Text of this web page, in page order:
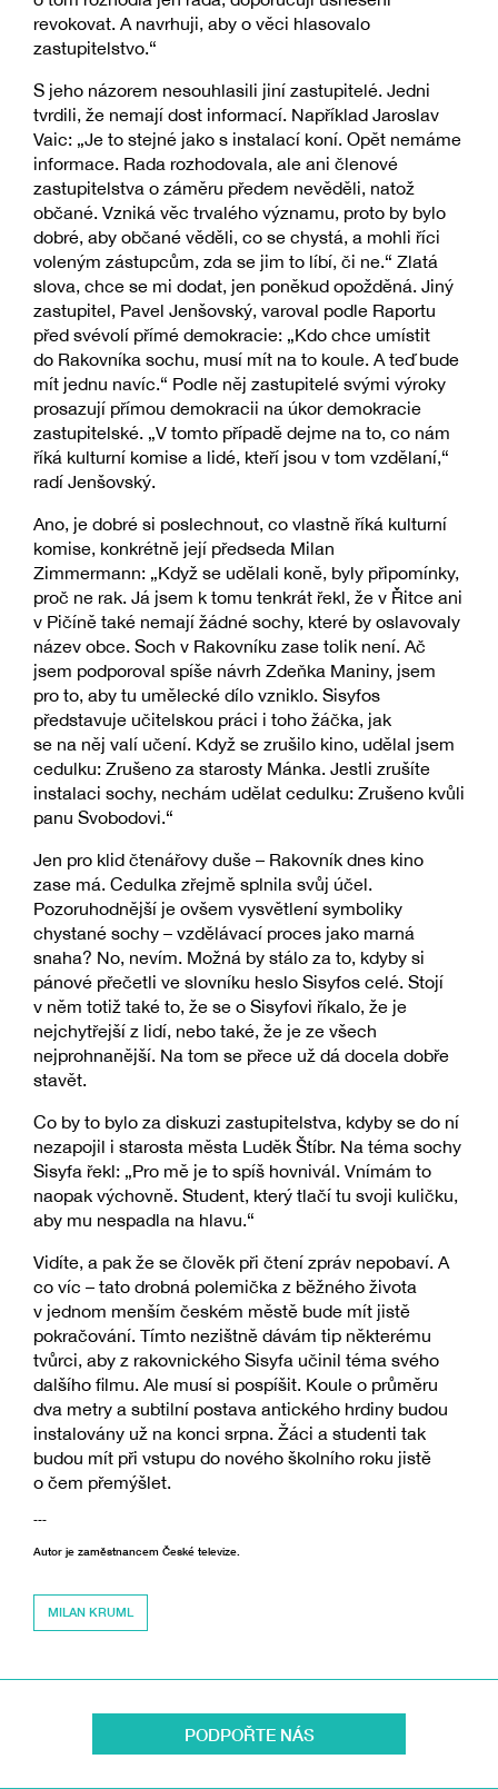
revokovat. A navrhuji, aby o věci hlasovalo
zastupitelstvo.“
S jeho názorem nesouhlasili jiní zastupitelé. Jedni
tvrdili, že nemají dost informací. Například Jaroslav
Vaic: „Je to stejné jako s instalací koní. Opět nemáme
informace. Rada rozhodovala, ale ani členové
zastupitelstva o záměru předem nevěděli, natož
občané. Vzniká věc trvalého významu, proto by bylo
dobré, aby občané věděli, co se chystá, a mohli říci
voleným zástupcům, zda se jim to líbí, či ne.“ Zlatá
slova, chce se mi dodat, jen poněkud opožděná. Jiný
zastupitel, Pavel Jenšovský, varoval podle Raportu
před svévolí přímé demokracie: „Kdo chce umístit
do Rakovníka sochu, musí mít na to koule. A teď bude
mít jednu navíc.“ Podle něj zastupitelé svými výroky
prosazují přímou demokracii na úkor demokracie
zastupitelské. „V tomto případě dejme na to, co nám
říká kulturní komise a lidé, kteří jsou v tom vzdělaní,“
radí Jenšovský.
Ano, je dobré si poslechnout, co vlastně říká kulturní
komise, konkrétně její předseda Milan
Zimmermann: „Když se udělali koně, byly připomínky,
proč ne rak. Já jsem k tomu tenkrát řekl, že v Řitce ani
v Pičíně také nemají žádné sochy, které by oslavovaly
název obce. Soch v Rakovníku zase tolik není. Ač
jsem podporoval spíše návrh Zdeňka Maniny, jsem
pro to, aby tu umělecké dílo vzniklo. Sisyfos
představuje učitelskou práci i toho žáčka, jak
se na něj valí učení. Když se zrušilo kino, udělal jsem
cedulku: Zrušeno za starosty Mánka. Jestli zrušíte
instalaci sochy, nechám udělat cedulku: Zrušeno kvůli
panu Svobodovi.“
Jen pro klid čtenářovy duše – Rakovník dnes kino
zase má. Cedulka zřejmě splnila svůj účel.
Pozoruhodnější je ovšem vysvětlení symboliky
chystané sochy – vzdělávací proces jako marná
snaha? No, nevím. Možná by stálo za to, kdyby si
pánové přečetli ve slovníku heslo Sisyfos celé. Stojí
v něm totiž také to, že se o Sisyfovi říkalo, že je
nejchytřejší z lidí, nebo také, že je ze všech
nejprohnanější. Na tom se přece už dá docela dobře
stavět.
Co by to bylo za diskuzi zastupitelstva, kdyby se do ní
nezapojil i starosta města Luděk Štíbr. Na téma sochy
Sisyfa řekl: „Pro mě je to spíš hovnivál. Vnímám to
naopak výchovně. Student, který tlačí tu svoji kuličku,
aby mu nespadla na hlavu.“
Vidíte, a pak že se člověk při čtení zpráv nepobaví. A
co víc – tato drobná polemička z běžného života
v jednom menším českém městě bude mít jistě
pokračování. Tímto nezištně dávám tip některému
tvůrci, aby z rakovnického Sisyfa učinil téma svého
dalšího filmu. Ale musí si pospíšit. Koule o průměru
dva metry a subtilní postava antického hrdiny budou
instalovány už na konci srpna. Žáci a studenti tak
budou mít při vstupu do nového školního roku jistě
o čem přemýšlet.
---
Autor je zaměstnancem České televize.
MILAN KRUML
PODPOŘTE NÁS